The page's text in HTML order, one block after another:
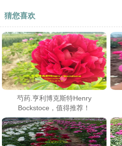
猜您喜欢
芍药.亨利博克斯特Henry
Bockstoce，值得推荐！